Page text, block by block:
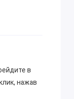
в
нажав